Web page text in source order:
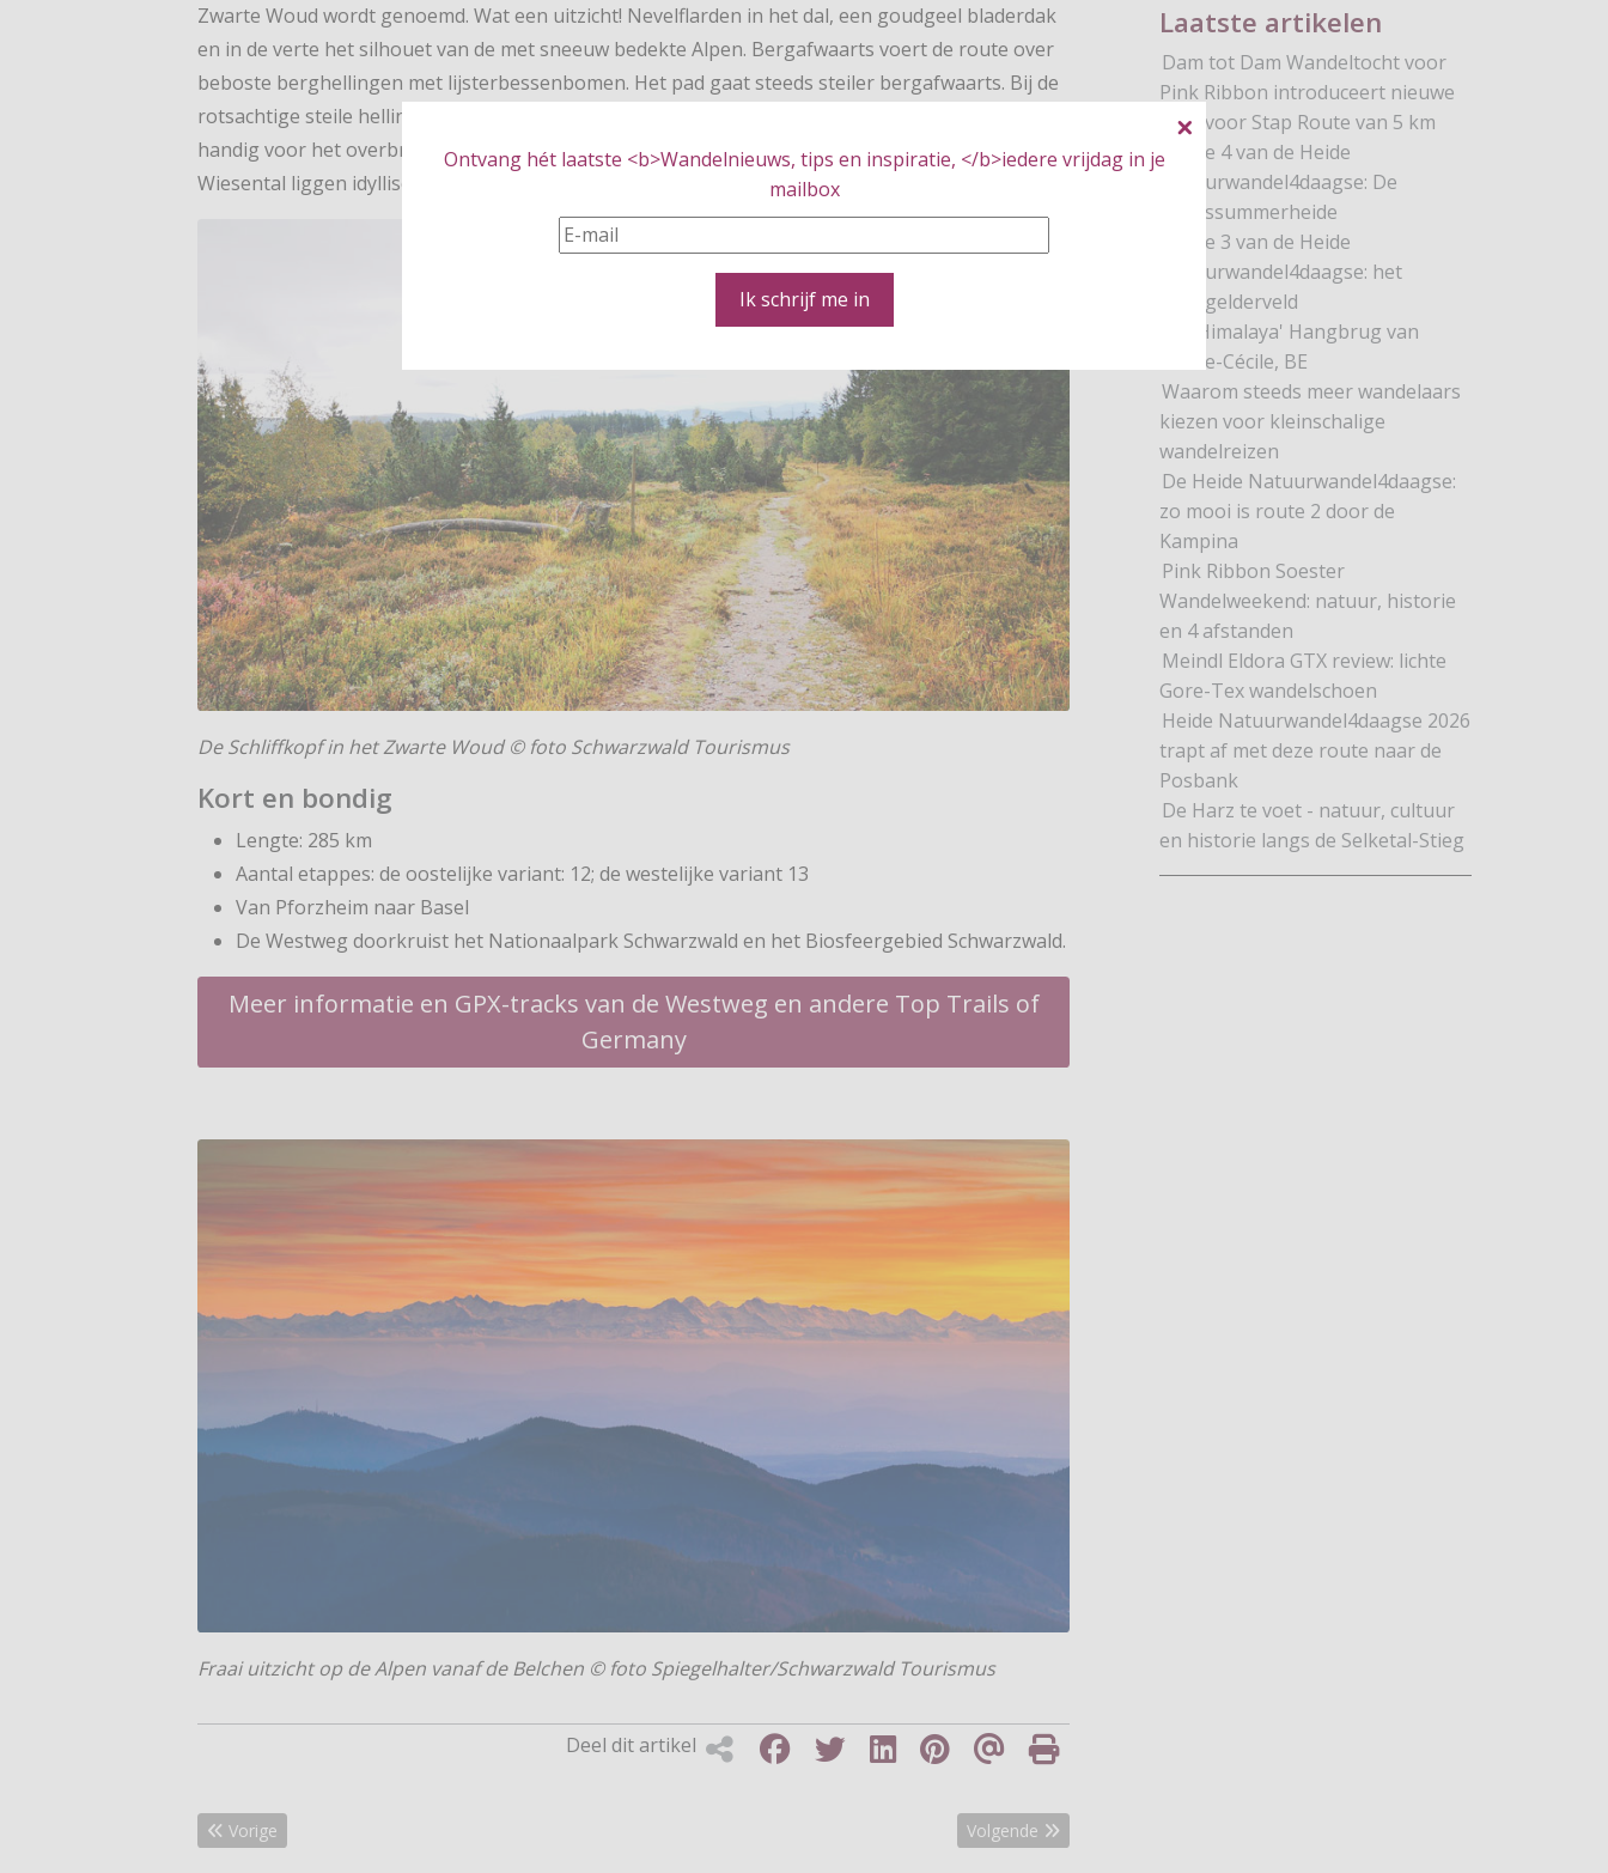
Ontvang hét laatste <b>Wandelnieuws, tips en inspiratie, </b>iedere vrijdag in je
mailbox
Ik schrijf me in
Zwarte Woud wordt genoemd. Wat een uitzicht! Nevelflarden in het dal, een goudgeel bladerdak
en in de verte het silhouet van de met sneeuw bedekte Alpen. Bergafwaarts voert de route over
beboste berghellingen met lijsterbessenbomen. Het pad gaat steeds steiler bergafwaarts. Bij de
rotsachtige steile helling Hohen Kelch wordt het dan echt uitdagend. Een paar leuningen zijn
handig voor het overbruggen van de lastigste plekken. In het dal van het Kleine en Große
Wiesental liggen idyllische dorpen en de enorme boerderijen die zo typisch zijn voor de streek.
De Schliffkopf in het Zwarte Woud © foto Schwarzwald Tourismus
Kort en bondig
Lengte: 285 km
Aantal etappes: de oostelijke variant: 12; de westelijke variant 13
Van Pforzheim naar Basel
De Westweg doorkruist het Nationaalpark Schwarzwald en het Biosfeergebied Schwarzwald.
Meer informatie en GPX-tracks van de Westweg en andere Top Trails of
Germany
Fraai uitzicht op de Alpen vanaf de Belchen © foto Spiegelhalter/Schwarzwald Tourismus
Deel dit artikel
Vorig artikel: Kamermuziekfestival bij Natuurmonumenten
Vorige Volgende artikel: Inschrijven Amsterdam City Walk nog mogelijk
Volgende
Laatste artikelen
Dam tot Dam Wandeltocht voor
Pink Ribbon introduceert nieuwe
Stap voor Stap Route van 5 km
Route 4 van de Heide
Natuurwandel4daagse: De
Brunssummerheide
Route 3 van de Heide
Natuurwandel4daagse: het
Dwingelderveld
De 'Himalaya' Hangbrug van
Sainte-Cécile, BE
Waarom steeds meer wandelaars
kiezen voor kleinschalige
wandelreizen
De Heide Natuurwandel4daagse:
zo mooi is route 2 door de
Kampina
Pink Ribbon Soester
Wandelweekend: natuur, historie
en 4 afstanden
Meindl Eldora GTX review: lichte
Gore-Tex wandelschoen
Heide Natuurwandel4daagse 2026
trapt af met deze route naar de
Posbank
De Harz te voet - natuur, cultuur
en historie langs de Selketal-Stieg